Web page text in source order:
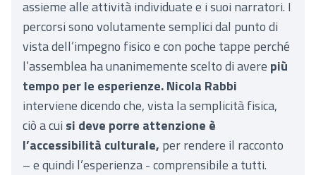
assieme alle attività individuate e i suoi narratori. I
percorsi sono volutamente semplici dal punto di
vista dell’impegno fisico e con poche tappe perché
l’assemblea ha unanimemente scelto di avere più
tempo per le esperienze. Nicola Rabbi
interviene dicendo che, vista la semplicità fisica,
ciò a cui si deve porre attenzione è
l’accessibilità culturale, per rendere il racconto
– e quindi l’esperienza - comprensibile a tutti.